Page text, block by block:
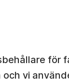
för
vi